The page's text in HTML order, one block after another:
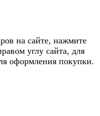
на сайте, нажмите
углу сайта, для
оформления покупки.